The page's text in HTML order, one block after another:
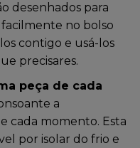
desenhados para
no bolso
contigo e usá-los
precisares.
peça de cada
a
cada momento. Esta
por isolar do frio e